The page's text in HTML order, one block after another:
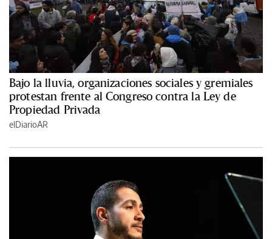
Bajo la lluvia, organizaciones sociales y gremiales
protestan frente al Congreso contra la Ley de
Propiedad Privada
elDiarioAR